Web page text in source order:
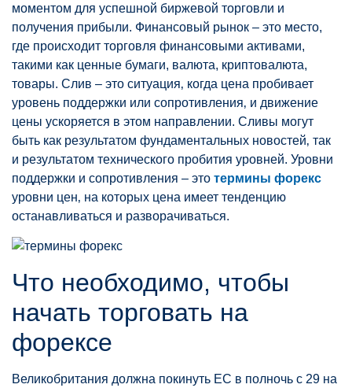
моментом для успешной биржевой торговли и
получения прибыли. Финансовый рынок – это место,
где происходит торговля финансовыми активами,
такими как ценные бумаги, валюта, криптовалюта,
товары. Слив – это ситуация‚ когда цена пробивает
уровень поддержки или сопротивления‚ и движение
цены ускоряется в этом направлении. Сливы могут
быть как результатом фундаментальных новостей‚ так
и результатом технического пробития уровней. Уровни
поддержки и сопротивления – это термины форекс
уровни цен‚ на которых цена имеет тенденцию
останавливаться и разворачиваться.
Что необходимо, чтобы
начать торговать на
форексе
Великобритания должна покинуть ЕС в полночь с 29 на